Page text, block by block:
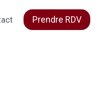
Prendre RDV